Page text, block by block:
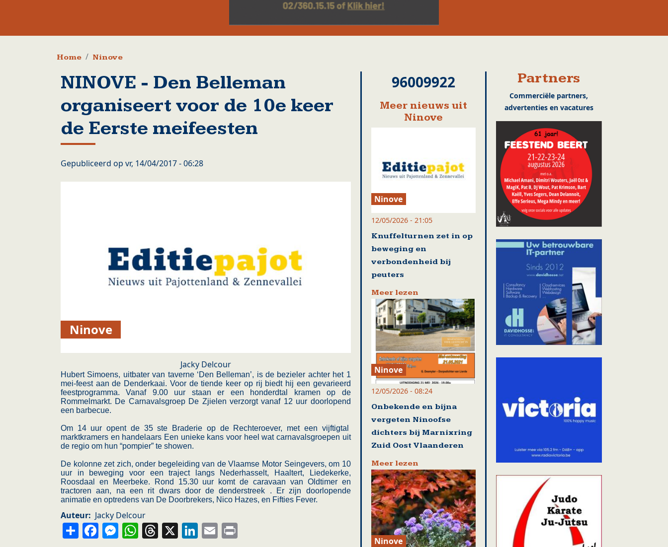
Kruimelpad
Home Ninove
NINOVE - Den Belleman
organiseert voor de 10e keer
de Eerste meifeesten
Gepubliceerd op vr, 14/04/2017 - 06:28
Ninove
Jacky Delcour
Hubert Simoens, uitbater van taverne ‘Den Belleman’, is de bezieler achter het 1
mei-feest aan de Denderkaai. Voor de tiende keer op rij biedt hij een gevarieerd
feestprogramma. Vanaf 9.00 uur staan er een honderdtal kramen op de
Rommelmarkt. De Carnavalsgroep De Zjielen verzorgt vanaf 12 uur doorlopend
een barbecue.
Om 14 uur opent de 35 ste Braderie op de Rechteroever, met een vijftigtal
marktkramers en handelaars Een unieke kans voor heel wat carnavalsgroepen uit
de regio om hun “pompier” te showen.
De kolonne zet zich, onder begeleiding van de Vlaamse Motor Seingevers, om 10
uur in beweging voor een traject langs Nederhasselt, Haaltert, Liedekerke,
Roosdaal en Meerbeke. Rond 15.30 uur komt de caravaan van Oldtimer en
tractoren aan, na een rit dwars door de denderstreek . Er zijn doorlopende
animatie en optredens van De Doorbrekers, Nico Hazes, en Fifties Fever.
Auteur Jacky Delcour
ShareFacebook
Messenger
WhatsApp
Threads
X LinkedIn
Email
96009922
Meer nieuws uit
Ninove
Ninove
12/05/2026 - 21:05
Knuffelturnen zet in op
beweging en
verbondenheid bij
peuters
Meer lezen
Ninove
12/05/2026 - 08:24
Onbekende en bijna
vergeten Ninoofse
dichters bij Marnixring
Zuid Oost Vlaanderen
Meer lezen
Ninove
Partners
Commerciële partners,
advertenties en vacatures